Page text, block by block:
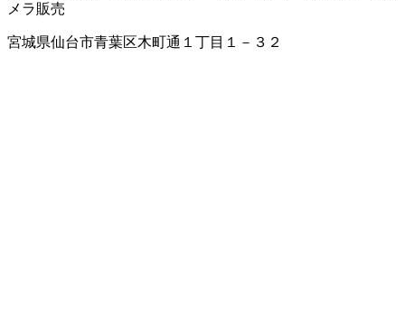
メラ販売
宮城県仙台市青葉区木町通１丁目１－３２